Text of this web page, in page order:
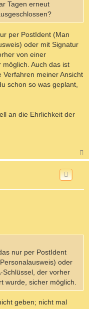
Tagen erneut
per PostIdent (Man
oder mit Signatur
von einer
Auch das ist
meiner Ansicht
schon so was geplant,
an die Ehrlichkeit der
a
nur per PostIdent
oder
Schlüssel, der vorher
wurde, sicher möglich.
geben; nicht mal